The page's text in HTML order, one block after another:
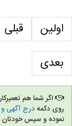
اولین قبلی
بعدی
اگر شما هم
روی دکمهدرج آگهی و
نموده و سپس خودتان